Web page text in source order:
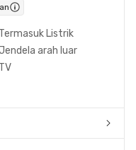
Termasuk Listrik
arah luar
TV